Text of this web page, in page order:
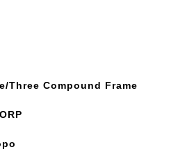
Three Compound Frame